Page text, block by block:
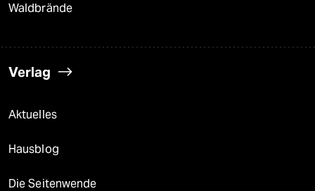
Waldbrände
Verlag
Aktuelles
Hausblog
Die Seitenwende